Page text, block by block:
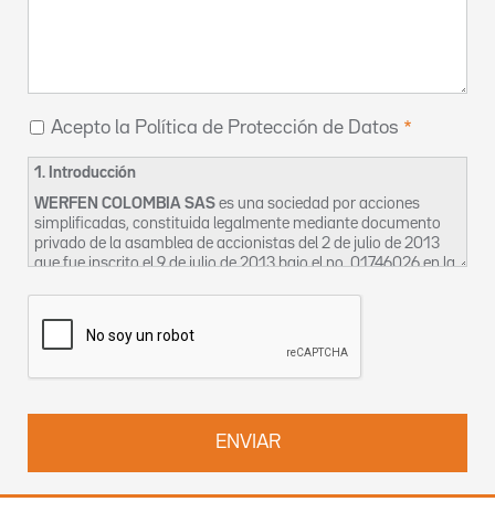
Acepto la Política de Protección de Datos
1. Introducción
WERFEN COLOMBIA SAS es una sociedad por acciones
simplificadas, constituida legalmente mediante documento
privado de la asamblea de accionistas del 2 de julio de 2013
que fue inscrito el 9 de julio de 2013 bajo el no. 01746026 en la
tributariamente bajo el NIT 900633240-2 y para los efectos
de esta política se denominará en adelante como “La
habeas data, así como la privacidad, la intimidad y el buen
nombre de sus clientes, proveedores, trabajadores,
contratistas, bien sean estos activos o inactivos, ocasionales
o permanentes ha creado el siguiente Manual, en el cual
constan las políticas de uso de manejo de la información que